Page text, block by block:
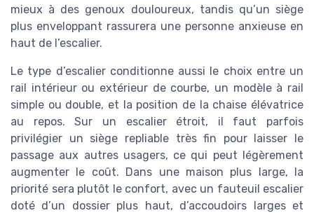
mieux à des genoux douloureux, tandis qu’un siège
plus enveloppant rassurera une personne anxieuse en
haut de l’escalier.
Le type d’escalier conditionne aussi le choix entre un
rail intérieur ou extérieur de courbe, un modèle à rail
simple ou double, et la position de la chaise élévatrice
au repos. Sur un escalier étroit, il faut parfois
privilégier un siège repliable très fin pour laisser le
passage aux autres usagers, ce qui peut légèrement
augmenter le coût. Dans une maison plus large, la
priorité sera plutôt le confort, avec un fauteuil escalier
doté d’un dossier plus haut, d’accoudoirs larges et